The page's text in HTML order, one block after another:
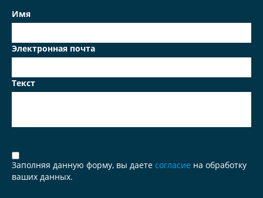
Имя
Электронная почта
Текст
Заполняя данную форму, вы даете согласие на обработку
ваших данных.